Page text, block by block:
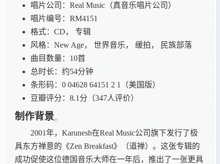
唱片公司：Real Music（真音乐唱片公司）
唱片编号：RM4151
格式：CD， 专辑
风格：New Age， 世界音乐， 缓拍， 民族部落
曲目数量：10首
总时长：约54分钟
条形码：0 04628 64151 2 1（美国版）
豆瓣评分：8.1分（347人评价）
制作背景
2001年，Karunesh在Real Music公司旗下发行了极
具东方禅意的《Zen Breakfast》（道禅）。这张专辑的
成功促使这位德国音乐大师在一年后，推出了一张更具